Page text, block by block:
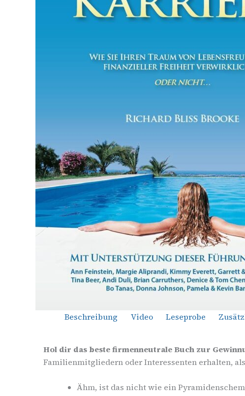
Beschreibung Video Leseprobe
Hol dir das beste firmenneutrale Buch zur
Familienmitgliedern oder Interessenten erhalten,
Ähm, ist das nicht wie ein